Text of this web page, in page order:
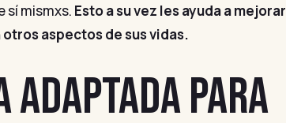
sí mismxs. Esto a su vez les ayuda a mejorar
aspectos de sus vidas.
ADAPTADA PARA